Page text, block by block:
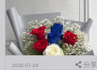
2026-07-24 分享